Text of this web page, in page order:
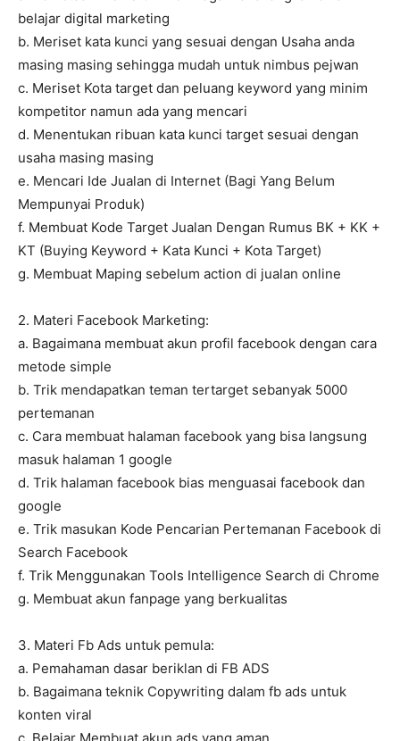
belajar digital marketing
b. Meriset kata kunci yang sesuai dengan Usaha anda
masing masing sehingga mudah untuk nimbus pejwan
c. Meriset Kota target dan peluang keyword yang minim
kompetitor namun ada yang mencari
d. Menentukan ribuan kata kunci target sesuai dengan
usaha masing masing
e. Mencari Ide Jualan di Internet (Bagi Yang Belum
Mempunyai Produk)
f. Membuat Kode Target Jualan Dengan Rumus BK + KK +
KT (Buying Keyword + Kata Kunci + Kota Target)
g. Membuat Maping sebelum action di jualan online
2. Materi Facebook Marketing:
a. Bagaimana membuat akun profil facebook dengan cara
metode simple
b. Trik mendapatkan teman tertarget sebanyak 5000
pertemanan
c. Cara membuat halaman facebook yang bisa langsung
masuk halaman 1 google
d. Trik halaman facebook bias menguasai facebook dan
google
e. Trik masukan Kode Pencarian Pertemanan Facebook di
Search Facebook
f. Trik Menggunakan Tools Intelligence Search di Chrome
g. Membuat akun fanpage yang berkualitas
3. Materi Fb Ads untuk pemula:
a. Pemahaman dasar beriklan di FB ADS
b. Bagaimana teknik Copywriting dalam fb ads untuk
konten viral